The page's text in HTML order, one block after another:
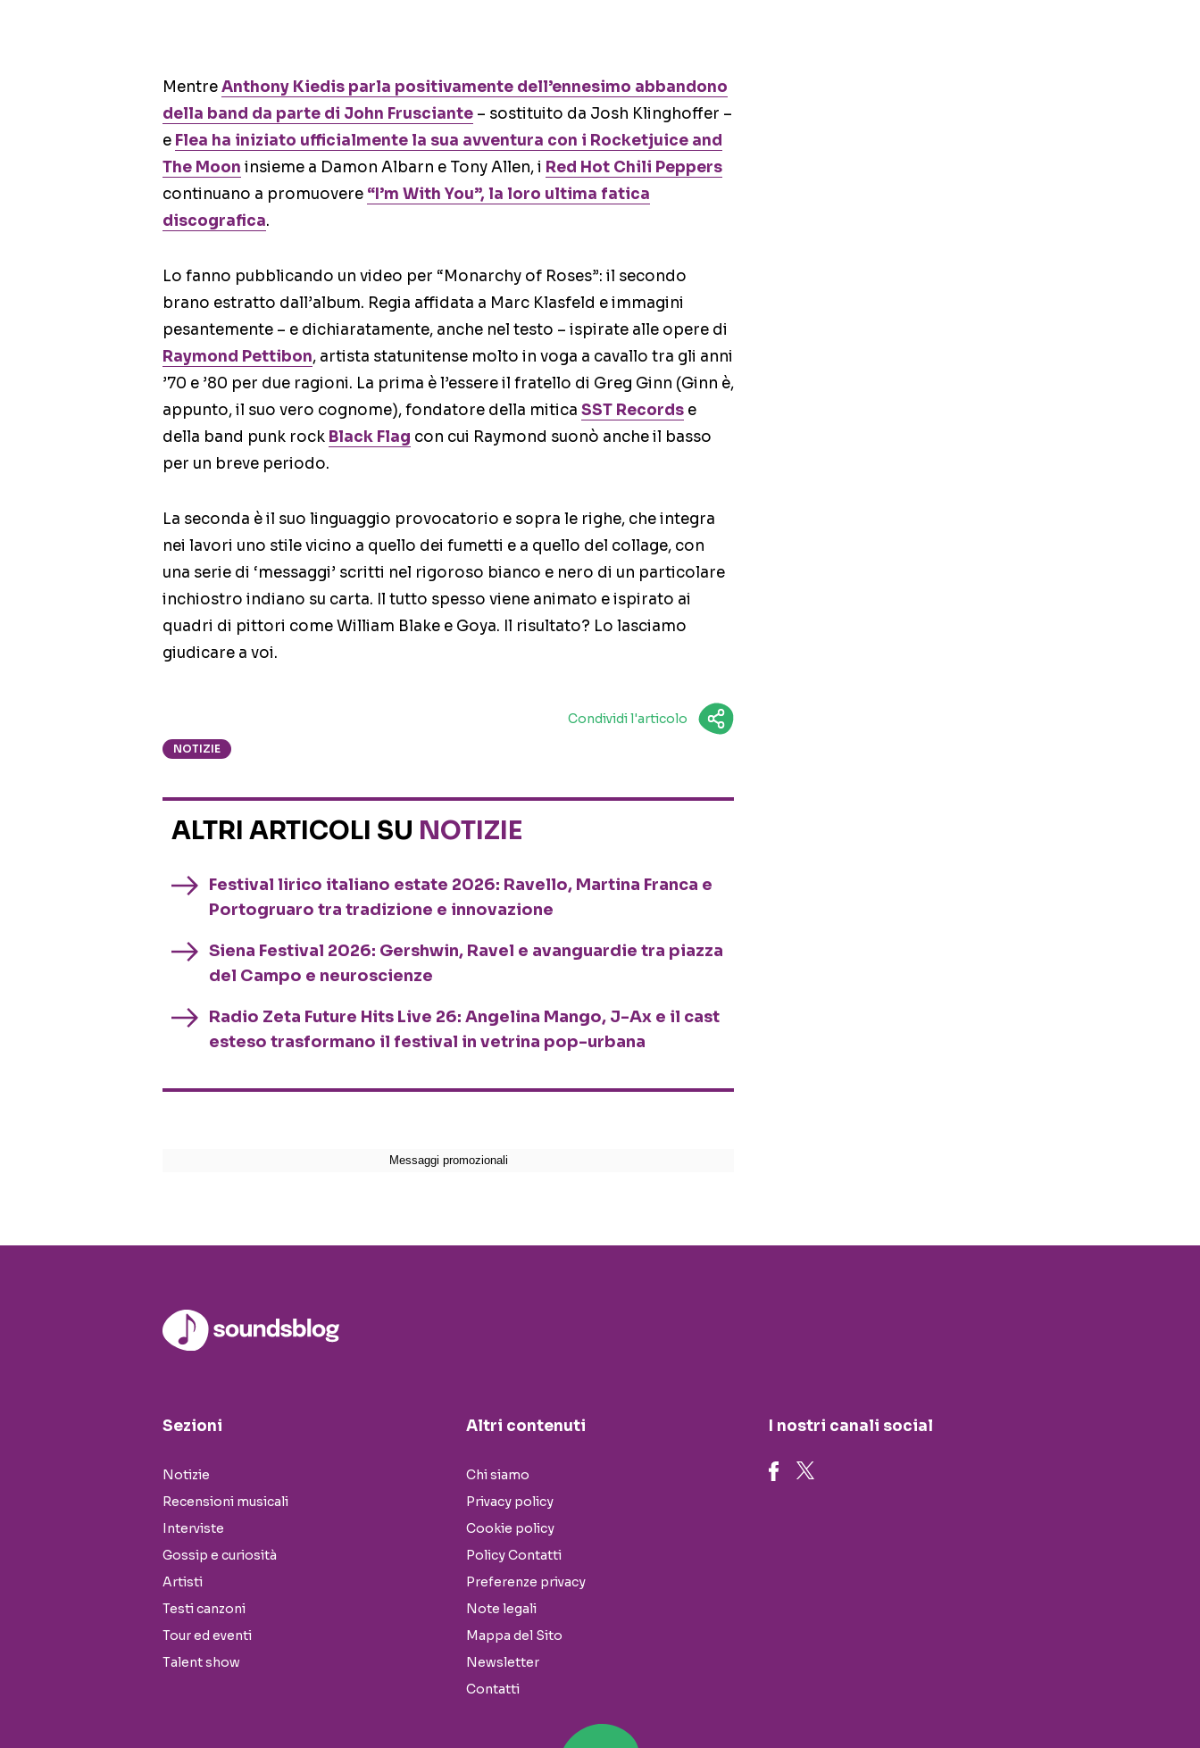
MentreAnthony Kiedis parla positivamente dell’ennesimo abbandono
della band da parte di John Frusciante – sostituito da Josh Klinghoffer –
e Flea ha iniziato ufficialmente la sua avventura con i Rocketjuice and
The Moon insieme a Damon Albarn e Tony Allen, i Red Hot Chili Peppers
continuano a promuovere “I’m With You”, la loro ultima fatica
discografica.
Lo fanno pubblicando un video per “Monarchy of Roses”: il secondo
brano estratto dall’album. Regia affidata a Marc Klasfeld e immagini
pesantemente – e dichiaratamente, anche nel testo – ispirate alle opere di
Raymond Pettibon, artista statunitense molto in voga a cavallo tra gli anni
’70 e ’80 per due ragioni. La prima è l’essere il fratello di Greg Ginn (Ginn è,
appunto, il suo vero cognome), fondatore della mitica SST Records e
della band punk rock Black Flag con cui Raymond suonò anche il basso
per un breve periodo.
La seconda è il suo linguaggio provocatorio e sopra le righe, che integra
nei lavori uno stile vicino a quello dei fumetti e a quello del collage, con
una serie di ‘messaggi’ scritti nel rigoroso bianco e nero di un particolare
inchiostro indiano su carta. Il tutto spesso viene animato e ispirato ai
quadri di pittori come William Blake e Goya. Il risultato? Lo lasciamo
giudicare a voi.
Condividi l'articolo
NOTIZIE
ALTRI ARTICOLI SU NOTIZIE
Festival lirico italiano estate 2026: Ravello, Martina Franca e
Portogruaro tra tradizione e innovazione
Siena Festival 2026: Gershwin, Ravel e avanguardie tra piazza
del Campo e neuroscienze
Radio Zeta Future Hits Live 26: Angelina Mango, J-Ax e il cast
esteso trasformano il festival in vetrina pop-urbana
Sezioni
Notizie
Recensioni musicali
Interviste
Gossip e curiosità
Artisti
Testi canzoni
Tour ed eventi
Talent show
Altri contenuti
Chi siamo
Privacy policy
Cookie policy
Policy Contatti
Preferenze privacy
Note legali
Mappa del Sito
Newsletter
Contatti
I nostri canali social